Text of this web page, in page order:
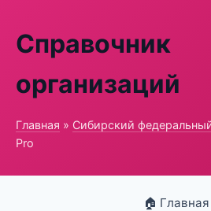
Справочник
организаций
Главная » Сибирский
Pro
🏠 Главная